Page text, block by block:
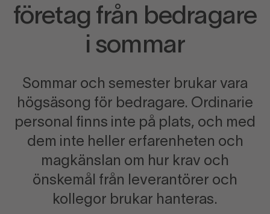
företag från bedragare
i sommar
Sommar och semester brukar vara
högsäsong för bedragare. Ordinarie
personal finns inte på plats, och med
dem inte heller erfarenheten och
magkänslan om hur krav och
önskemål från leverantörer och
kollegor brukar hanteras.